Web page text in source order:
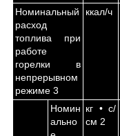
Номинальный
расход
топлива при
работе
горелки в
непрерывном
режиме 3
ккал/ч
Номин
ально
кг • с/
см 2